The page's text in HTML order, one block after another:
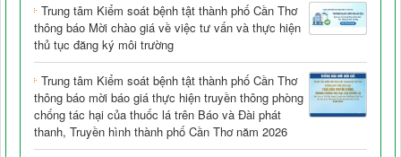
Trung tâm Kiểm soát bệnh tật thành phố Cần Thơ
thông báo Mời chào giá về việc tư vấn và thực hiện
thủ tục đăng ký môi trường
Trung tâm Kiểm soát bệnh tật thành phố Cần Thơ
thông báo mời báo giá thực hiện truyền thông phòng
chống tác hại của thuốc lá trên Báo và Đài phát
thanh, Truyền hình thành phố Cần Thơ năm 2026